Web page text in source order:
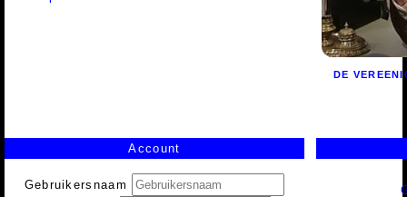
DE
Account
Gebruikersnaam